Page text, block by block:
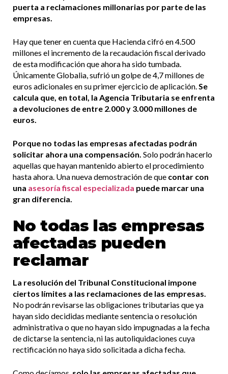
puerta a reclamaciones millonarias por parte de las
empresas.
Hay que tener en cuenta que Hacienda cifró en 4.500
millones el incremento de la recaudación fiscal derivado
de esta modificación que ahora ha sido tumbada.
Únicamente Globalia, sufrió un golpe de 4,7 millones de
euros adicionales en su primer ejercicio de aplicación.Se
calcula que, en total, la Agencia Tributaria se enfrenta
a devoluciones de entre 2.000 y 3.000 millones de
euros.
Porque no todas las empresas afectadas podrán
solicitar ahora una compensación. Solo podrán hacerlo
aquellas que hayan mantenido abierto el procedimiento
hasta ahora. Una nueva demostración de que contar con
una asesoría fiscal especializada puede marcar una
gran diferencia.
No todas las empresas
afectadas pueden
reclamar
La resolución del Tribunal Constitucional impone
ciertos límites a las reclamaciones de las empresas.
No podrán revisarse las obligaciones tributarias que ya
hayan sido decididas mediante sentencia o resolución
administrativa o que no hayan sido impugnadas a la fecha
de dictarse la sentencia, ni las autoliquidaciones cuya
rectificación no haya sido solicitada a dicha fecha.